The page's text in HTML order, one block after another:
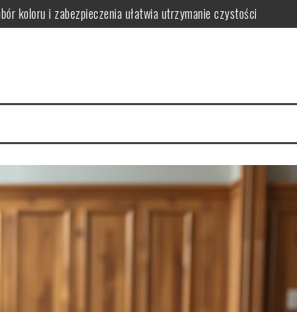
koloru i zabezpieczenia ułatwia utrzymanie czystości
funkcjonalne i stylowe rozwiązania oszczędzające miejsce
warto postawić na spójność i wygodę użytkowania
funkcjonalną i bezpieczną przestrzeń dla rozwoju i zabawy